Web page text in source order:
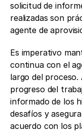
solicitud de
realizadas son
agente de
Es imperativo
continua con el
largo del
progreso del
informado de los
desafíos y
acuerdo con los